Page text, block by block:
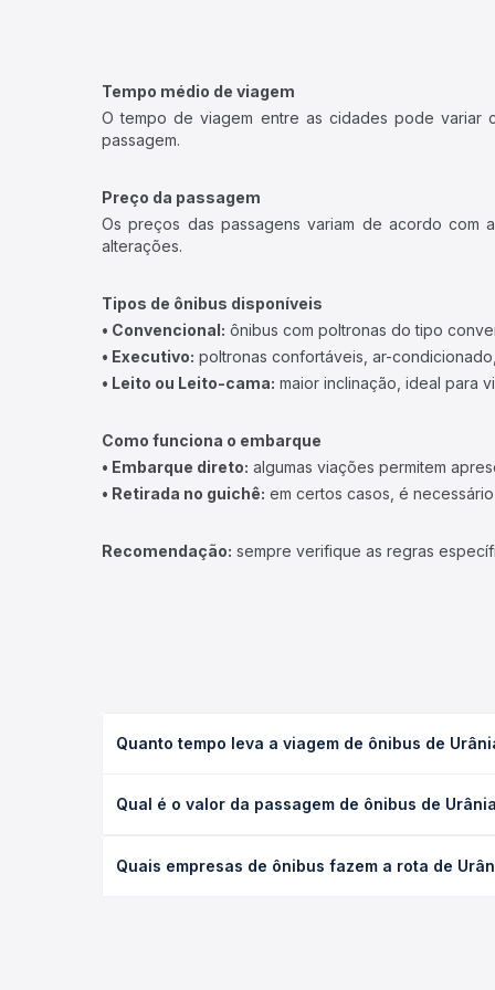
Tempo médio de viagem
O tempo de viagem entre as cidades pode variar
passagem.
Preço da passagem
Os preços das passagens variam de acordo com
alterações.
Tipos de ônibus disponíveis
• Convencional: ônibus com poltronas do tipo
• Executivo: poltronas confortáveis, ar-
• Leito ou Leito-cama: maior inclinação, ideal para
Como funciona o embarque
• Embarque direto: algumas viações permitem
• Retirada no guichê: em certos casos, é
Recomendação: sempre verifique as regras
Quanto tempo leva a viagem de ônibus de
ou leito) e as condições de tráfego. Na Quero
Qual é o valor da passagem de ônibus de
e a antecedência da compra. Na Quero
Quais empresas de ônibus fazem a rota de